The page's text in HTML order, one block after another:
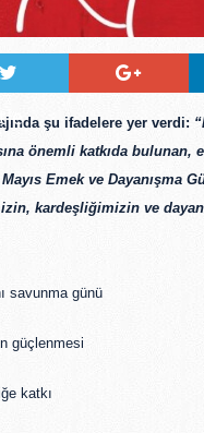
şu ifadelere yer verdi:
önemli katkıda
Mayıs Emek ve Dayanışma
kardeşliğimizin ve
savunma günü
güçlenmesi
katkı